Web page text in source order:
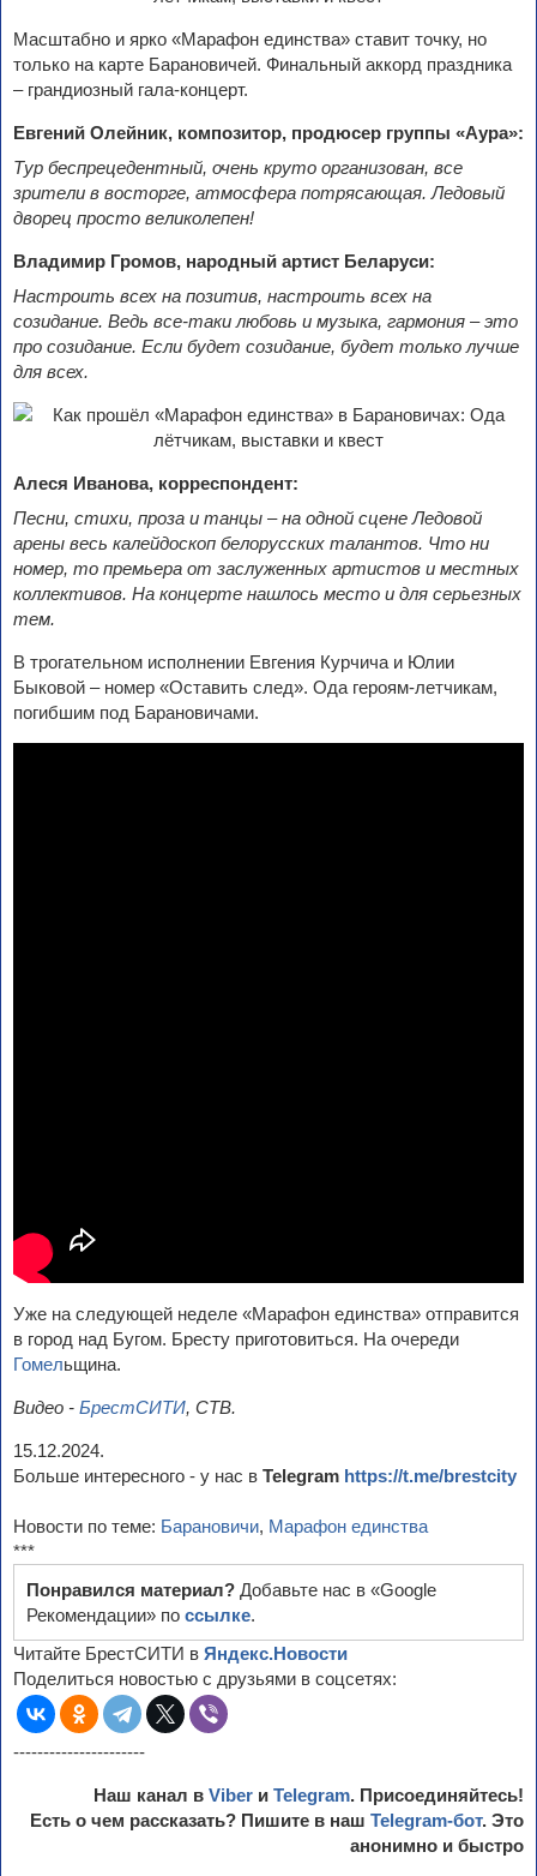
Масштабно и ярко «Марафон единства» ставит точку, но
только на карте Барановичей. Финальный аккорд праздника
– грандиозный гала-концерт.
Евгений Олейник, композитор, продюсер группы «Аура»:
Тур беспрецедентный, очень круто организован, все
зрители в восторге, атмосфера потрясающая. Ледовый
дворец просто великолепен!
Владимир Громов, народный артист Беларуси:
Настроить всех на позитив, настроить всех на
созидание. Ведь все-таки любовь и музыка, гармония – это
про созидание. Если будет созидание, будет только лучше
для всех.
Алеся Иванова, корреспондент:
Песни, стихи, проза и танцы – на одной сцене Ледовой
арены весь калейдоскоп белорусских талантов. Что ни
номер, то премьера от заслуженных артистов и местных
коллективов. На концерте нашлось место и для серьезных
тем.
В трогательном исполнении Евгения Курчича и Юлии
Быковой – номер «Оставить след». Ода героям-летчикам,
погибшим под Барановичами.
Уже на следующей неделе «Марафон единства» отправится
в город над Бугом. Бресту приготовиться. На очереди
Гомельщина.
Видео - БрестСИТИ, СТВ.
15.12.2024.
Больше интересного - у нас в Telegram https://t.me/brestcity
Новости по теме: Барановичи, Марафон единства
***
Понравился материал? Добавьте нас в «Google
Рекомендации» по ссылке.
Читайте БрестСИТИ в Яндекс.Новости
Поделиться новостью с друзьями в соцсетях:
----------------------
Наш канал в Viber и Telegram. Присоединяйтесь!
Есть о чем рассказать? Пишите в наш Telegram-бот. Это
анонимно и быстро